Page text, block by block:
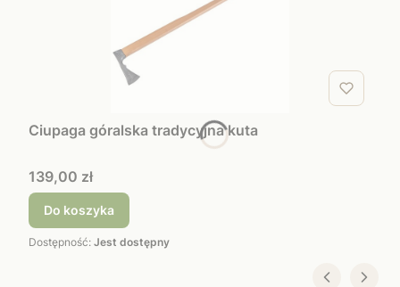
Ciupaga góralska tradycyjna kuta
Cena
139,00 zł
Do koszyka
Dostępność: Jest dostępny